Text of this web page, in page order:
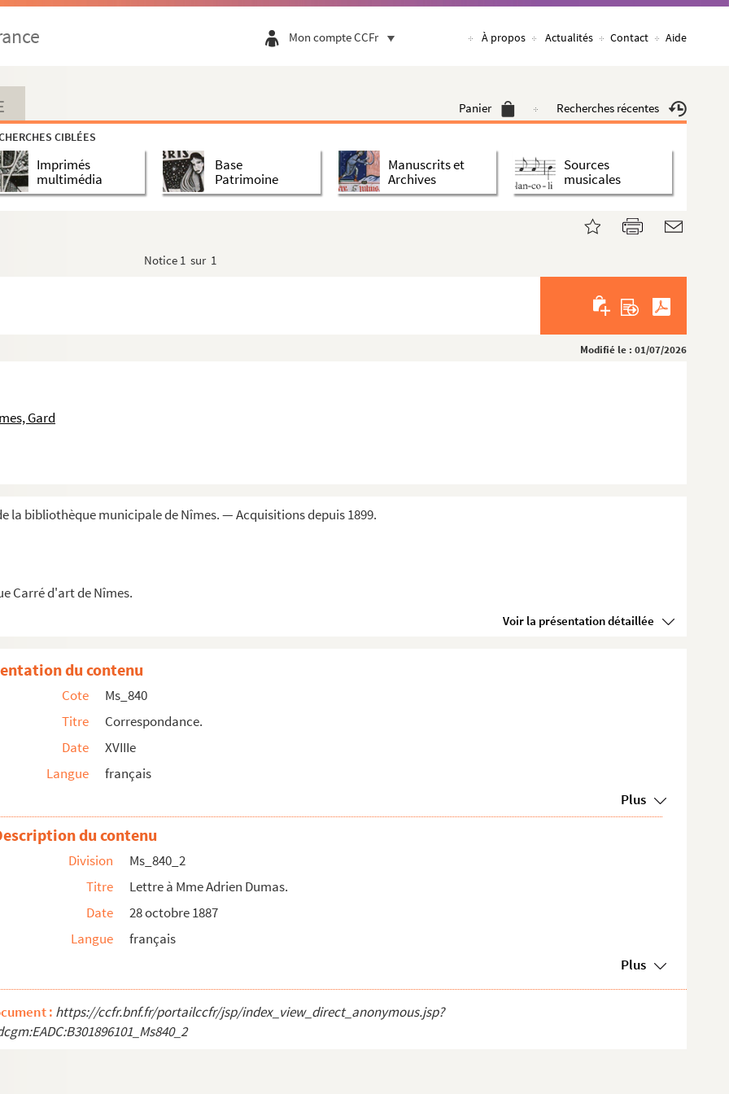
Mon compte CCFr À propos Actualités Contact Aide
Panier Recherches récentes
CIBLÉES
Imprimés
multimédia
Base
Patrimoine
Manuscrits et
Archives
Sources
musicales
Notice 1 sur 1
Modifié le : 01/07/2026
Gard
la bibliothèque municipale de Nîmes. — Acquisitions depuis 1899.
Carré d'art de Nîmes.
Voir la présentation détaillée
siècle.
La Laborieuse ».
accessit Bibliotheca Botanica Jo. Anton...
de Génolhac.
d'application de l'artillerie et du génie de M...
de La Cour de Viala, seigneurs de Valleraugue...
maçonnique, à la Fédération des Jeunesses...
Nîmes.
dite « Clair de lune » de L. van Beethov...
du contenu
Cote
Ms_840
Titre
Correspondance.
Date
XVIIIe
Langue
français
Plus
du contenu
Division
Ms_840_2
Titre
Lettre à Mme Adrien Dumas.
Date
28 octobre 1887
Langue
français
Plus
: https://ccfr.bnf.fr/portailccfr/jsp/index_view_direct_anonymous.jsp?